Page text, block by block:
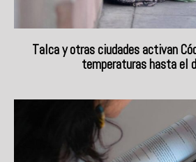
Talca y otras ciudades activan
temperaturas hasta el